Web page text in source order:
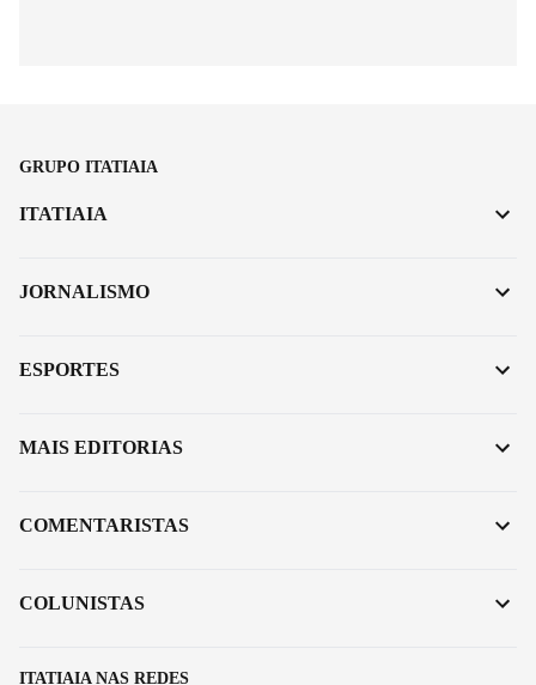
GRUPO ITATIAIA
ITATIAIA NAS REDES
ITATIAIA
JORNALISMO
ESPORTES
MAIS EDITORIAS
COMENTARISTAS
COLUNISTAS